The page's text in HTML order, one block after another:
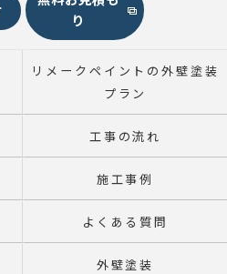
り
リメークペイントの外壁塗装
プラン
工事の流れ
施工事例
よくある質問
外壁塗装